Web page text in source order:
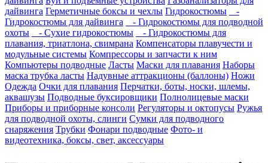
дайвинга Герметичные боксы и чехлы Гидрокостюмы
-
Гидрокостюмы для дайвинга
- Гидрокостюмы для подводной
охоты
- Сухие гидрокостюмы
- Гидрокостюмы для
плавания, триатлона, свимрана Компенсаторы плавучести и
модульные системы Компрессоры и запчасти к ним
Компьютеры подводные Ласты Маски для плавания Наборы
маска трубка ласты Надувные аттракционы (баллоны) Ножи
Одежда Очки для плавания Перчатки, боты, носки, шлемы,
аквашузы Подводные буксировщики Полнолицевые маски
Приборы и приборные консоли Регуляторы и октопусы Ружья
для подводной охоты, слинги Сумки для подводного
снаряжения Трубки Фонари подводные Фото- и
видеотехника, боксы, свет, аксессуары